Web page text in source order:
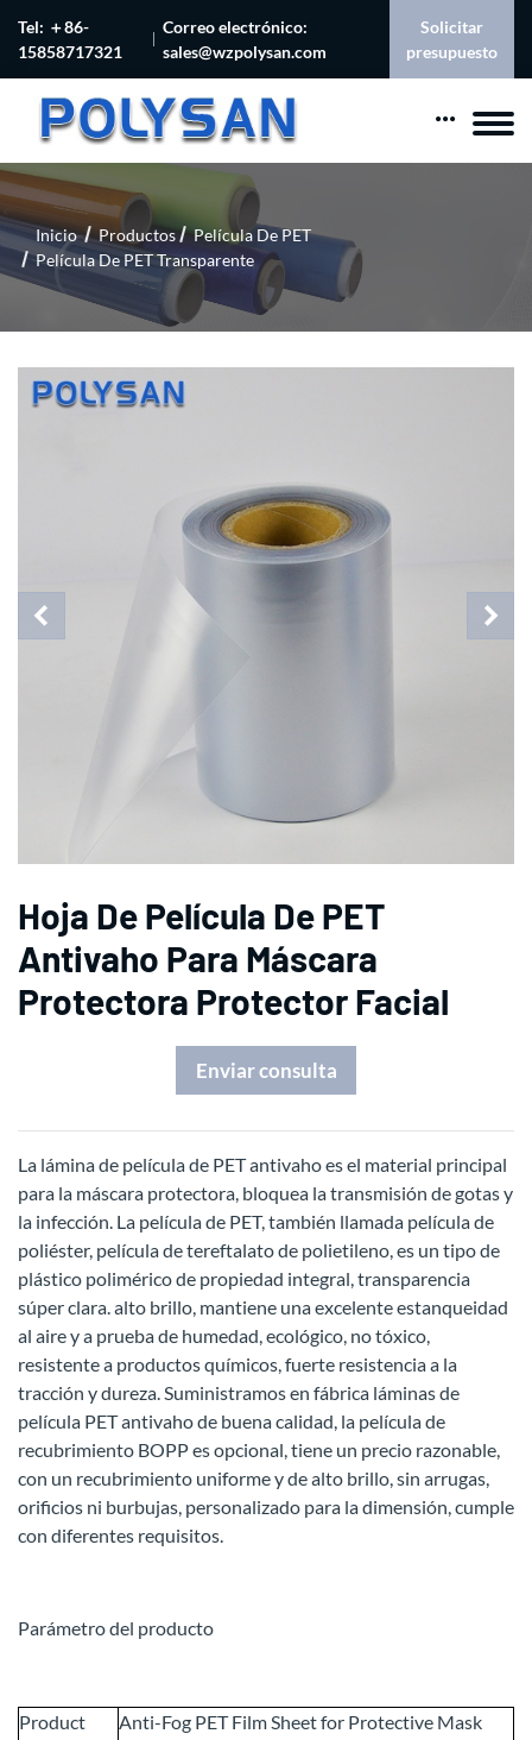
Tel: ＋86-
15858717321
Correo electrónico:
sales@wzpolysan.com
Solicitar
presupuesto
Inicio Productos
Película De PET
Película De PET Transparente
Hoja De Película De PET
Antivaho Para Máscara
Protectora Protector Facial
Enviar consulta
La lámina de película de PET antivaho es el material principal
para la máscara protectora, bloquea la transmisión de gotas y
la infección. La película de PET, también llamada película de
poliéster, película de tereftalato de polietileno, es un tipo de
plástico polimérico de propiedad integral, transparencia
súper clara. alto brillo, mantiene una excelente estanqueidad
al aire y a prueba de humedad, ecológico, no tóxico,
resistente a productos químicos, fuerte resistencia a la
tracción y dureza. Suministramos en fábrica láminas de
película PET antivaho de buena calidad, la película de
recubrimiento BOPP es opcional, tiene un precio razonable,
con un recubrimiento uniforme y de alto brillo, sin arrugas,
orificios ni burbujas, personalizado para la dimensión, cumple
con diferentes requisitos.
Parámetro del producto
Product
Anti-Fog PET Film Sheet for Protective Mask